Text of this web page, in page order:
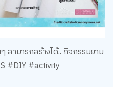
สามารถสร้างได้.. กิจกรรมยาม
#DIY #activity